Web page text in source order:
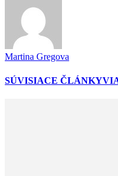
Martina Gregova
SÚVISIACE ČLÁNKY